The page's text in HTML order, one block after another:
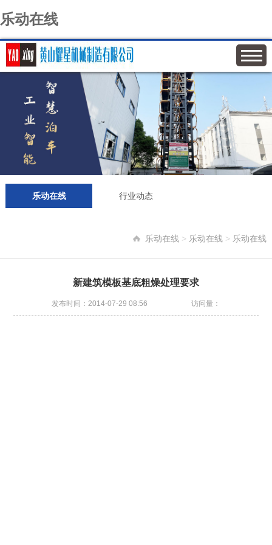
乐动在线
乐动在线 行业动态
乐动在线 > 乐动在线 > 乐动在线
新建筑模板基底粗燥处理要求
发布时间：2014-07-29 08:56 访问量：